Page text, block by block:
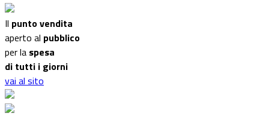
Il punto vendita
aperto al pubblico
per la spesa
di tutti i giorni
vai al sito